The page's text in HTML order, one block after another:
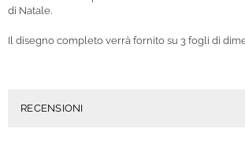
di Natale.
Il disegno completo verrà fornito su 3 fogli di
RECENSIONI